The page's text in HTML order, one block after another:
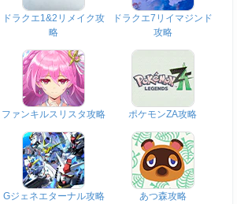
ドラクエ1&2リメイク攻
略
ドラクエ7リイマジンド
攻略
ファンキルスリスタ攻略 ポケモンZA攻略
Gジェネエターナル攻略 あつ森攻略